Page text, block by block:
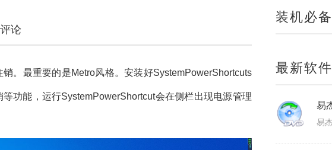
论
。最重要的是Metro风格。安装好SystemPowerShortcuts
功能，运行SystemPowerShortcut会在侧栏出现电源管理
装机必备
最新软件
易